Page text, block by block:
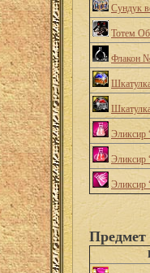
Сундук
Тотем
Флакон
Эликсир
Эликсир
Эликсир